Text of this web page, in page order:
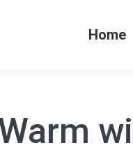
Home